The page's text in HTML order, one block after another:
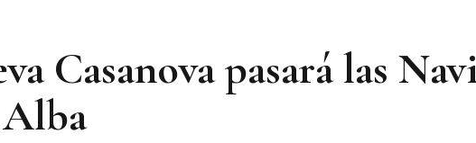
Casanova pasará las